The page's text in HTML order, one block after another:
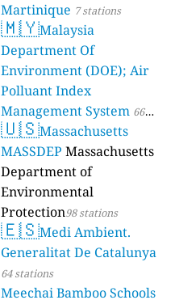
Martinique 7 stations
🇲🇾Malaysia
Department Of
Environment (DOE); Air
Polluant Index
Management System 66
stations
🇺🇸Massachusetts
MASSDEP Massachusetts
Department of
Environmental
Protection98 stations
🇪🇸Medi Ambient.
Generalitat De Catalunya
64 stations
Meechai Bamboo Schools